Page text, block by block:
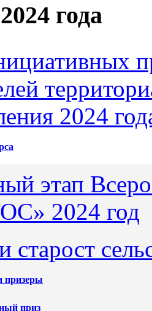
года
2024
этап
2024 год
старост
призеры
приз